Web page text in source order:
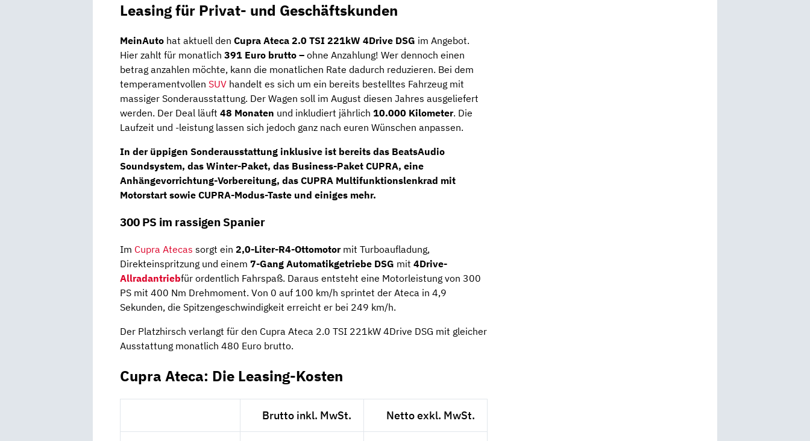
Leasing für Privat- und Geschäftskunden
MeinAuto hat aktuell den Cupra Ateca 2.0 TSI 221kW 4Drive DSG im Angebot.
Hier zahlt für monatlich 391 Euro brutto – ohne Anzahlung! Wer dennoch einen
betrag anzahlen möchte, kann die monatlichen Rate dadurch reduzieren. Bei dem
temperamentvollen SUV handelt es sich um ein bereits bestelltes Fahrzeug mit
massiger Sonderausstattung. Der Wagen soll im August diesen Jahres ausgeliefert
werden. Der Deal läuft 48 Monaten und inkludiert jährlich 10.000 Kilometer. Die
Laufzeit und -leistung lassen sich jedoch ganz nach euren Wünschen anpassen.
In der üppigen Sonderausstattung inklusive ist bereits das BeatsAudio
Soundsystem, das Winter-Paket, das Business-Paket CUPRA, eine
Anhängevorrichtung-Vorbereitung, das CUPRA Multifunktionslenkrad mit
Motorstart sowie CUPRA-Modus-Taste und einiges mehr.
300 PS im rassigen Spanier
Im Cupra Atecas sorgt ein 2,0-Liter-R4-Ottomotormit Turboaufladung,
Direkteinspritzung und einem 7-Gang Automatikgetriebe DSG mit 4Drive-
Allradantriebfür ordentlich Fahrspaß. Daraus entsteht eine Motorleistung von 300
PS mit 400 Nm Drehmoment. Von 0 auf 100 km/h sprintet der Ateca in 4,9
Sekunden, die Spitzengeschwindigkeit erreicht er bei 249 km/h.
Der Platzhirsch verlangt für den Cupra Ateca 2.0 TSI 221kW 4Drive DSG mit gleicher
Ausstattung monatlich 480 Euro brutto.
Cupra Ateca: Die Leasing-Kosten
Brutto inkl. MwSt. Netto exkl. MwSt.